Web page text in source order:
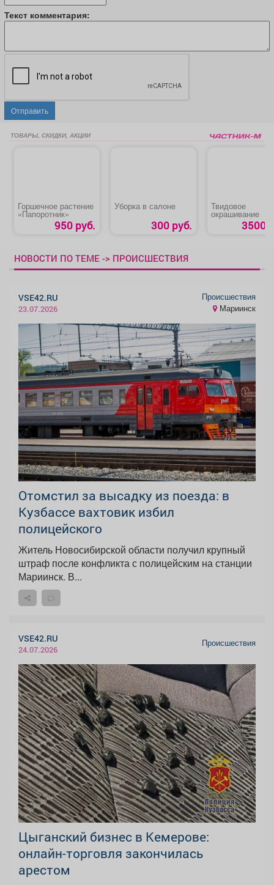
Текст комментария:
Отправить
ТОВАРЫ, СКИДКИ, АКЦИИ
Горшечное растение
«Папоротник»
950 руб.
Уборка в салоне
300 руб.
Твидовое
окрашивание
3500
НОВОСТИ ПО ТЕМЕ -> ПРОИСШЕСТВИЯ
VSE42.RU
23.07.2026
Происшествия
Мариинск
Отомстил за высадку из поезда: в
Кузбассе вахтовик избил
полицейского
Житель Новосибирской области получил крупный
штраф после конфликта с полицейским на станции
Мариинск. В...
VSE42.RU
24.07.2026
Происшествия
Цыганский бизнес в Кемерове:
онлайн-торговля закончилась
арестом